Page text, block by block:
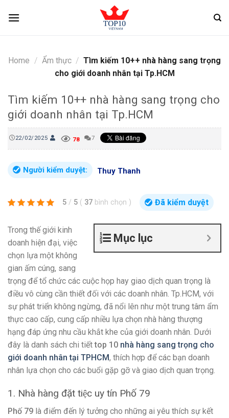
Home / Ẩm thực / Tìm kiếm 10++ nhà hàng sang trọng
cho giới doanh nhân tại Tp.HCM
Tìm kiếm 10++ nhà hàng sang trọng cho
giới doanh nhân tại Tp.HCM
22/02/2025 78 7
Người kiểm duyệt: Thuy Thanh
5 / 5 ( 37 bình chọn ) Đã kiểm duyệt
Mục lục
Trong thế giới kinh
doanh hiện đại, việc
chọn lựa một không
gian ấm cúng, sang
trọng để tổ chức các cuộc họp hay giao dịch quan trọng là
điều vô cùng cần thiết đối với các doanh nhân. Tp.HCM, với
sự phát triển không ngừng, đã nổi lên như một trung tâm ẩm
thực cao cấp, cung cấp nhiều lựa chọn nhà hàng thượng
hạng đáp ứng nhu cầu khắt khe của giới doanh nhân. Dưới
đây là danh sách chi tiếttop 10 nhà hàng sang trọng cho
giới doanh nhân tại TPHCM, thích hợp để các bạn doanh
nhân lựa chọn cho các buổi gặp gỡ và giao dịch quan trọng.
1. Nhà hàng đặt tiệc uy tín Phố 79
Phố 79 là điểm đến lý tưởng cho những ai yêu thích sự kết